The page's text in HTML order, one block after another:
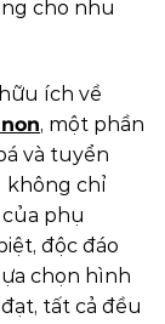
cho nhu
ích về
, một phần
và tuyển
không chỉ
phụ
độc đáo
chọn hình
tất cả đều